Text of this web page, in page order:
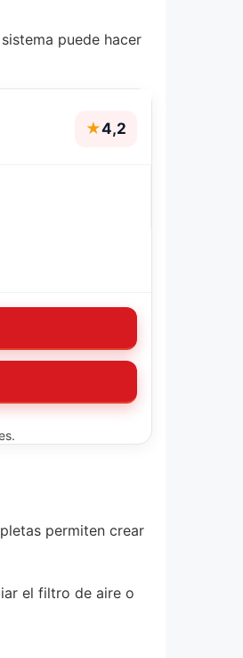
puede hacer
★4,2
permiten crear
el filtro de aire o